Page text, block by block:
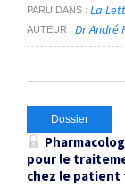
PARU DANS La
AUTEUR Dr André
Dossier
pour le
chez le patient